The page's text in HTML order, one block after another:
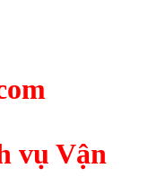
vụ Vận